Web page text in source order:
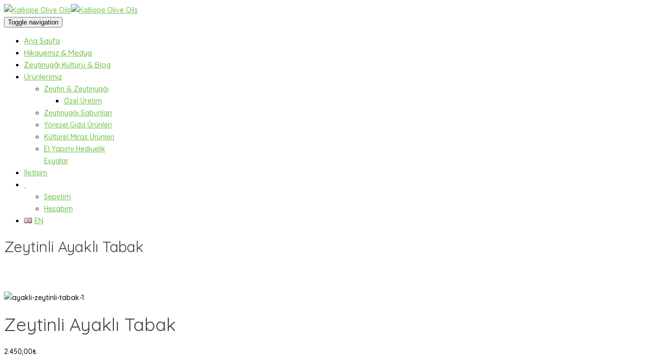
Toggle navigation
Ana Sayfa
Hikayemiz & Medya
Zeytinyağı Kültürü & Blog
Ürünlerimiz
Zeytin & Zeytinyağı
Özel Üretim
Zeytinyağı Sabunları
Yöresel Gıda Ürünleri
Kültürel Miras Ürünleri
El Yapımı Hediyelik
Eşyalar
İletişim
Sepetim
Hesabım
EN
Zeytinli Ayaklı Tabak
Zeytinli Ayaklı Tabak
2.450,00₺